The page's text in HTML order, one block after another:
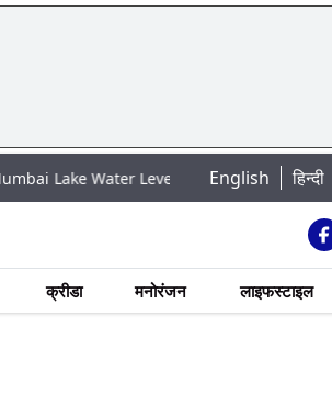
Levels: मुंबई पाणीपुरवठा अपडेट: शहरातील 7
English हिन्दी
क्रीडा मनोरंजन लाइफस्टाइल